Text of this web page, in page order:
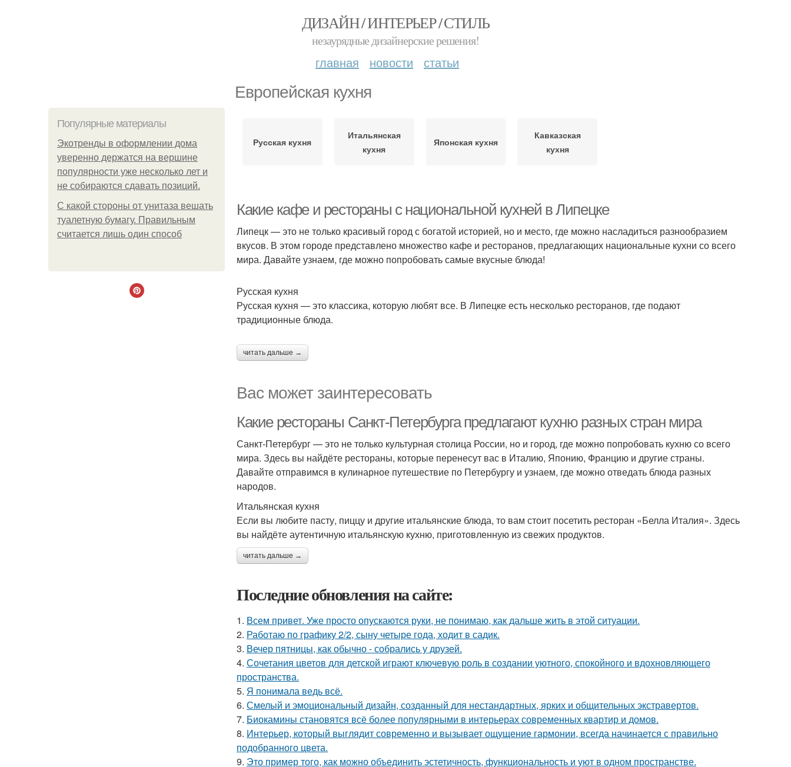
ДИЗАЙН / ИНТЕРЬЕР / СТИЛЬ
незаурядные дизайнерские решения!
главная новости статьи
Европейская кухня
Популярные материалы
Экотренды в оформлении дома
уверенно держатся на вершине
популярности уже несколько лет и
не собираются сдавать позиций.
С какой стороны от унитаза вешать
туалетную бумагу. Правильным
считается лишь один способ
Русская кухня
Итальянская
кухня
Японская кухня
Кавказская
кухня
Какие кафе и рестораны с национальной кухней в Липецке
Липецк — это не только красивый город с богатой историей, но и место, где можно насладиться разнообразием
вкусов. В этом городе представлено множество кафе и ресторанов, предлагающих национальные кухни со всего
мира. Давайте узнаем, где можно попробовать самые вкусные блюда!
Русская кухня
Русская кухня — это классика, которую любят все. В Липецке есть несколько ресторанов, где подают
традиционные блюда.
читать дальше →
Вас может заинтересовать
Какие рестораны Санкт-Петербурга предлагают кухню разных стран мира
Санкт-Петербург — это не только культурная столица России, но и город, где можно попробовать кухню со всего
мира. Здесь вы найдёте рестораны, которые перенесут вас в Италию, Японию, Францию и другие страны.
Давайте отправимся в кулинарное путешествие по Петербургу и узнаем, где можно отведать блюда разных
народов.
Итальянская кухня
Если вы любите пасту, пиццу и другие итальянские блюда, то вам стоит посетить ресторан «Белла Италия». Здесь
вы найдёте аутентичную итальянскую кухню, приготовленную из свежих продуктов.
читать дальше →
Последние обновления на сайте:
1. Всем привет. Уже просто опускаются руки, не понимаю, как дальше жить в этой ситуации.
2. Работаю по графику 2/2, сыну четыре года, ходит в садик.
3. Вечер пятницы, как обычно - собрались у друзей.
4. Сочетания цветов для детской играют ключевую роль в создании уютного, спокойного и вдохновляющего
пространства.
5. Я понимала ведь всё.
6. Смелый и эмоциональный дизайн, созданный для нестандартных, ярких и общительных экстравертов.
7. Биокамины становятся всё более популярными в интерьерах современных квартир и домов.
8. Интерьер, который выглядит современно и вызывает ощущение гармонии, всегда начинается с правильно
подобранного цвета.
9. Это пример того, как можно объединить эстетичность, функциональность и уют в одном пространстве.